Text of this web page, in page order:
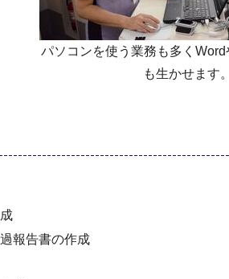
パソコンを使う業務も多く
も生かせます。
報告書の作成